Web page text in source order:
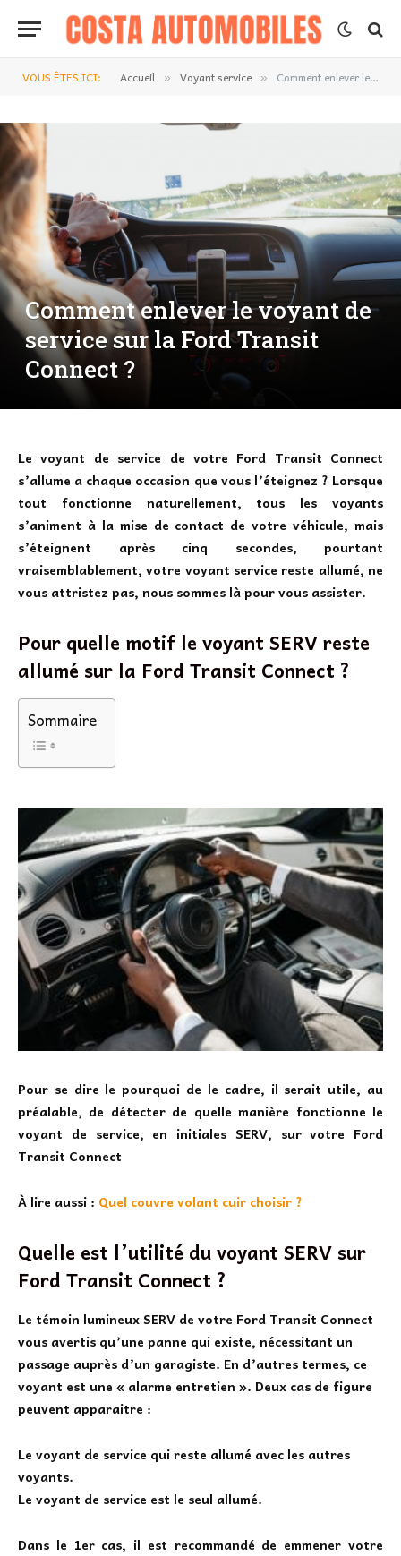
VOUS ÊTES ICI: Accueil » Voyant service » Comment enlever le voyant de service sur la Ford Transit Connect ?
Comment enlever le voyant de
service sur la Ford Transit
Connect ?
Le voyant de service de votre Ford Transit Connect
s’allume a chaque occasion que vous l’éteignez ? Lorsque
tout fonctionne naturellement, tous les voyants
s’animent à la mise de contact de votre véhicule, mais
s’éteignent après cinq secondes, pourtant
vraisemblablement, votre voyant service reste allumé, ne
vous attristez pas, nous sommes là pour vous assister.
Pour quelle motif le voyant SERV reste
allumé sur la Ford Transit Connect ?
Sommaire
Pour se dire le pourquoi de le cadre, il serait utile, au
préalable, de détecter de quelle manière fonctionne le
voyant de service, en initiales SERV, sur votre Ford
Transit Connect
À lire aussi : Quel couvre volant cuir choisir ?
Quelle est l’utilité du voyant SERV sur
Ford Transit Connect ?
Le témoin lumineux SERV de votre Ford Transit Connect
vous avertis qu’une panne qui existe, nécessitant un
passage auprès d’un garagiste. En d’autres termes, ce
voyant est une « alarme entretien ». Deux cas de figure
peuvent apparaitre :
Le voyant de service qui reste allumé avec les autres
voyants.
Le voyant de service est le seul allumé.
Dans le 1er cas, il est recommandé de emmener votre